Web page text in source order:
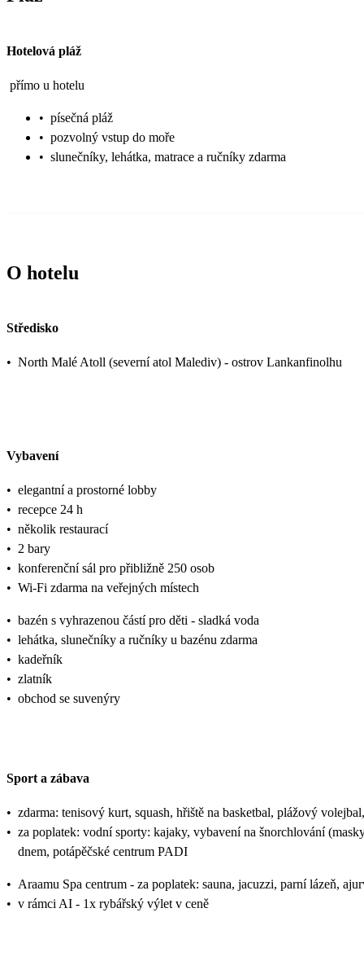
Hotelová pláž
přímo u hotelu
• písečná pláž
• pozvolný vstup do moře
• slunečníky, lehátka, matrace a ručníky zdarma
O hotelu
Středisko
• North Malé Atoll (severní atol Malediv) - ostrov Lankanfinolhu
Vybavení
• elegantní a prostorné lobby
• recepce 24 h
• několik restaurací
• 2 bary
• konferenční sál pro přibližně 250 osob
• Wi-Fi zdarma na veřejných místech
• bazén s vyhrazenou částí pro děti - sladká voda
• lehátka, slunečníky a ručníky u bazénu zdarma
• kadeřník
• zlatník
• obchod se suvenýry
Sport a zábava
• zdarma: tenisový kurt, squash, hřiště na basketbal, plážový
• za poplatek: vodní sporty: kajaky, vybavení na šnorchlování
dnem, potápěčské centrum PADI
• Araamu Spa centrum - za poplatek: sauna, jacuzzi, parní lázeň,
• v rámci AI - 1x rybářský výlet v ceně